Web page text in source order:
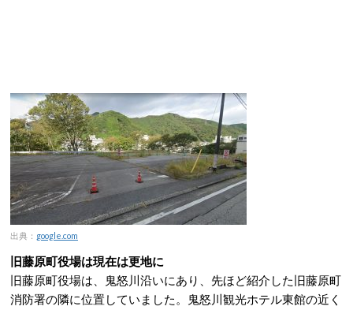
出典： google.com
旧藤原町役場は現在は更地に
旧藤原町役場は、鬼怒川沿いにあり、先ほど紹介した旧藤原町
消防署の隣に位置していました。鬼怒川観光ホテル東館の近く